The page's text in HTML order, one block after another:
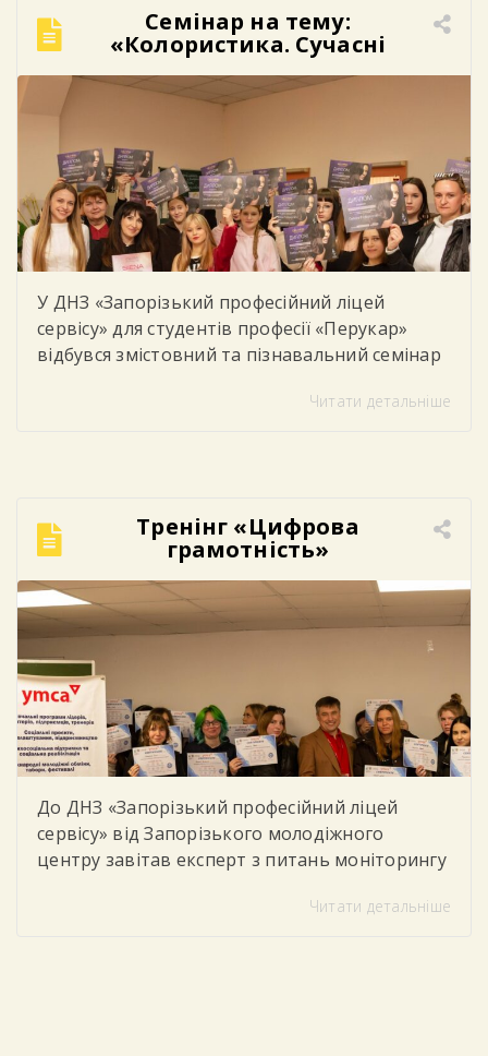
орнаменти, різноманіття кольорів та
унікальні візерунки створили в закладі […]
Семінар на тему:
«Колористика. Сучасні
техніки фарбування».
У ДНЗ «Запорізький професійний ліцей
сервісу» для студентів професії «Перукар»
відбувся змістовний та пізнавальний семінар
Сучасні техніки фарбування». Під час семінару
кольору та професійними секретами
колористики. Студенти мали можливість не
лише отримати нові теоретичні […]
Читати детальніше
Тренінг «Цифрова
грамотність»
До ДНЗ «Запорізький професійний ліцей
сервісу» від Запорізького молодіжного
центру завітав експерт з питань моніторингу
студентів тренінг «Цифрова грамотність»
Читати детальніше